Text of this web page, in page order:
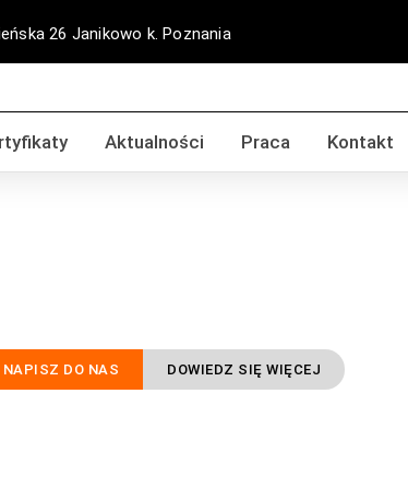
26 Janikowo k. Poznania
Aktualności Praca Kontakt
NAPISZ DO NAS DOWIEDZ SIĘ WIĘCEJ